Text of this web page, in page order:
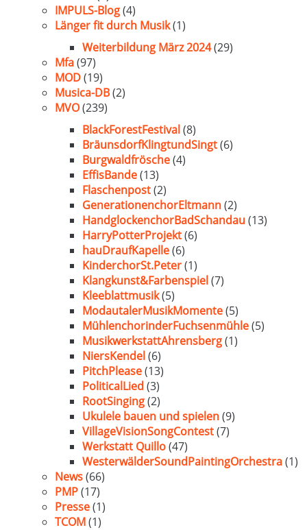
IMPULS-Blog(4)
Länger fit durch Musik(1)
Weiterbildung März 2024(29)
Mfa(97)
MOD(19)
Musica-DB(2)
MVO(239)
BlackForestFestival(8)
BräunsdorfKlingtundSingt(6)
Burgwaldfrösche(4)
EffisBande(13)
Flaschenpost(2)
GenerationenchorEltmann(2)
HandglockenchorBadSchandau(13)
HarryPotterProjekt(6)
hauDraufKapelle(6)
KinderchorSt.Peter(1)
Klangkunst&Farbenspiel(7)
Kleeblattmusik(5)
ModautalerMusikMomente(5)
MühlenchorinderFuchsenmühle(5)
MusikwerkstattAhrensberg(1)
NiersKendel(6)
PitchPlease(13)
PoliticalLied (3)
RootSinging(2)
Ukulele bauen und spielen(9)
VillageVisionSongContest(7)
Werkstatt Quillo(47)
WesterwälderSoundPaintingOrchestra(1)
News(66)
PMP(17)
Presse(1)
TCOM(1)